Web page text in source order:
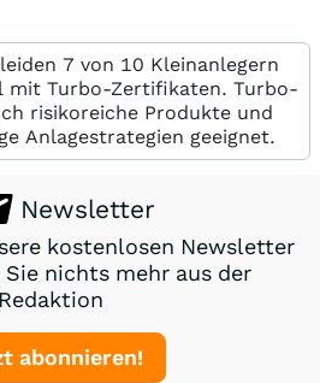
7 von 10 Kleinanlegern
mit Turbo-Zertifikaten. Turbo-
risikoreiche Produkte und
Anlagestrategien geeignet.
Newsletter
kostenlosen Newsletter
Sie nichts mehr aus der
Redaktion
abonnieren!